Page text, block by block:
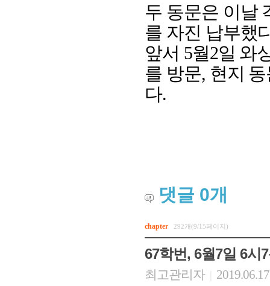
이사장 인사말
임원 현황
연혁·사업실적
모교 소
지부·지
동창회
두 동문은 이날
를 자진 납부했
앞서 5월2일 와
를 방문, 현지
다.
댓글 0개
chapter 292개(9/15페이지)
67학번, 6월7일 6시
최고관리자